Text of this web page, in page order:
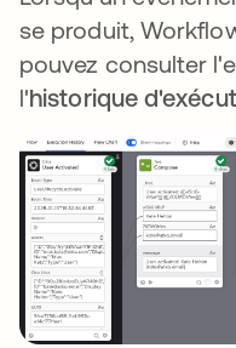
se produit,
pouvez consulter
l'historique